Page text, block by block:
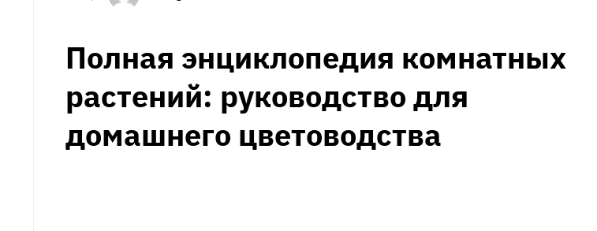
Полная энциклопедия комнатных
растений: руководство для
домашнего цветоводства